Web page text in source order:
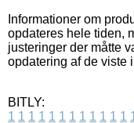
Informationer om
opdateres hele tiden,
justeringer der måtte
opdatering af de viste
BITLY:
1 1 1 1 1 1 1 1 1 1 1 1